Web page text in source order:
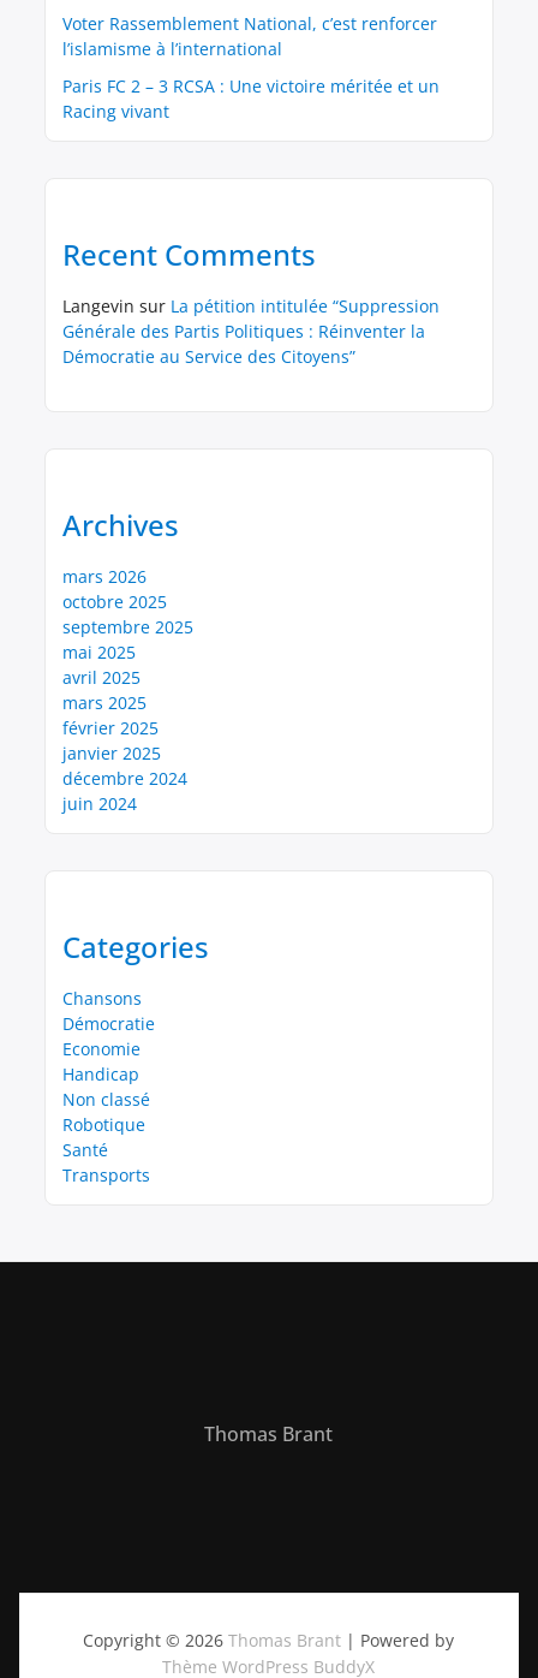
Voter Rassemblement National, c’est renforcer
l’islamisme à l’international
Paris FC 2 – 3 RCSA : Une victoire méritée et un
Racing vivant
Recent Comments
Langevin sur La pétition intitulée “Suppression
Générale des Partis Politiques : Réinventer la
Démocratie au Service des Citoyens”
Archives
mars 2026
octobre 2025
septembre 2025
mai 2025
avril 2025
mars 2025
février 2025
janvier 2025
décembre 2024
juin 2024
Categories
Chansons
Démocratie
Economie
Handicap
Non classé
Robotique
Santé
Transports
Thomas Brant
Copyright © 2026Thomas Brant | Powered by
Thème WordPress BuddyX